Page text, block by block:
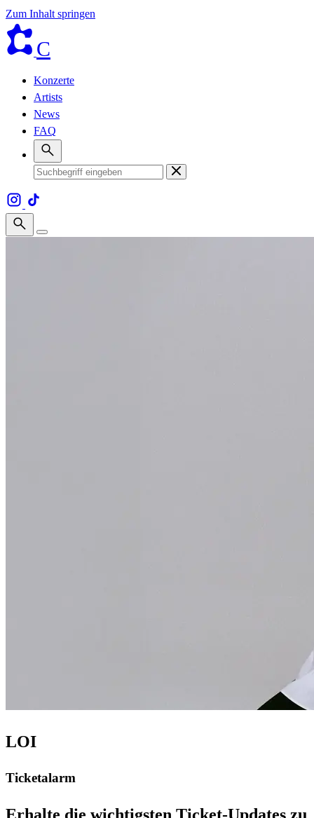
Zum Inhalt springen
C
Konzerte
Artists
News
FAQ
LOI
Ticketalarm
Erhalte die wichtigsten Ticket-Updates zu